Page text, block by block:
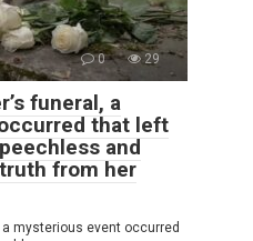
0 29
funeral, a
that left
and
from her
mysterious event occurred